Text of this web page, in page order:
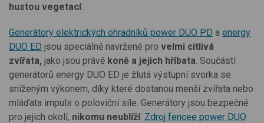
hustou vegetací.
Generátory elektrických ohradníků power DUO PD a energy
DUO ED jsou speciálně navržené pro velmi citlivá
zvířata, jako jsou právě koně a jejich hříbata . Součástí
generátorů energy DUO ED je žlutá výstupní svorka se
sníženým výkonem, díky které dostanou menší zvířata nebo
mláďata impuls o poloviční síle. Generátory jsou bezpečné
pro jejich okolí, nikomu neublíží. Zdroj fencee power DUO